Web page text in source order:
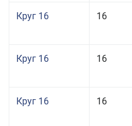
Круг 16 16
Круг 16 16
Круг 16 16